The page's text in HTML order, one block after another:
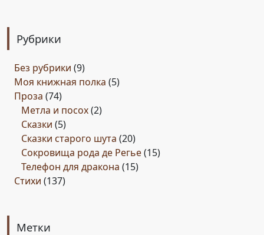
Рубрики
Без рубрики (9)
Моя книжная полка (5)
Проза (74)
Метла и посох(2)
Сказки (5)
Сказки старого шута (20)
Сокровища рода де Регье(15)
Телефон для дракона (15)
Стихи (137)
Метки